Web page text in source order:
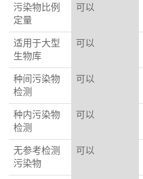
污染物比例
定量
可以
适用于大型
生物库
可以
种间污染物
检测
可以
种内污染物
检测
可以
无参考检测
污染物
可以